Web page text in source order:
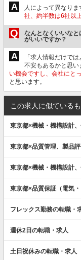
A 人によって異なりま
社、約半数は6社以
Q
なんとなくいいな
がいいですか？
A
「求人情報だけで
不安もあるかと思い
い機会ですし、会社にと
と思います。
この求人に似ている
東京都×機械・機構設計
東京都×品質管理、製品
東京都×機械・機構設計
東京都×品質保証（電気
フレックス勤務の転職・
週休2日の転職・求人
土日祝休みの転職・求人